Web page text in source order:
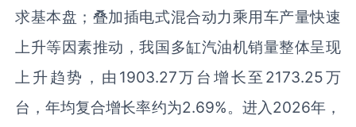
求基本盘；叠加插电式混合动力乘用车产量快速
上升等因素推动，我国多缸汽油机销量整体呈现
上升趋势，由1903.27万台增长至2173.25万
台，年均复合增长率约为2.69%。进入2026年，